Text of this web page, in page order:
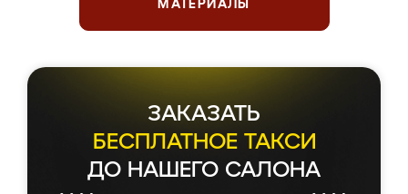
МАТЕРИАЛЫ
ЗАКАЗАТЬ
БЕСПЛАТНОЕ ТАКСИ
ДО НАШЕГО САЛОНА